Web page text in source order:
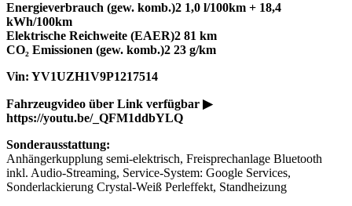
Energieverbrauch (gew. komb.)2 1,0 l/100km + 18,4
kWh/100km
Elektrische Reichweite (EAER)2 81 km
CO₂ Emissionen (gew. komb.)2 23 g/km
Vin: YV1UZH1V9P1217514
Fahrzeugvideo über Link verfügbar ▶
https://youtu.be/_QFM1ddbYLQ
Sonderausstattung:
Anhängerkupplung semi-elektrisch, Freisprechanlage Bluetooth
inkl. Audio-Streaming, Service-System: Google Services,
Sonderlackierung Crystal-Weiß Perleffekt, Standheizung